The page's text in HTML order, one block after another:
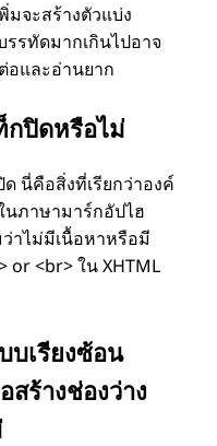
จะสร้างตัวแบ่ง
รรทัดมากเกินไปอาจ
อและอ่านยาก
ปิดหรือไม่
นี่คือสิ่งที่เรียกว่าองค์
นภาษามาร์กอัปไฮ
าไม่มีเนื้อหาหรือมี
or <br> ใน XHTML
บเรียงซ้อน
สร้างช่องว่าง